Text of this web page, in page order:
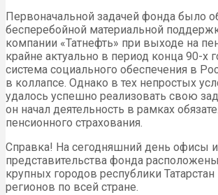
Первоначальной задачей фонда было
бесперебойной материальной
компании «Татнефть» при выходе на
крайне актуально в период конца 90-х
система социального обеспечения в
в коллапсе. Однако в тех непростых
удалось успешно реализовать свою
он начал деятельность в рамках
пенсионного страхования.
Справка! На сегодняшний день офисы и
представительства фонда
крупных городов республики Татарстан
регионов по всей стране.